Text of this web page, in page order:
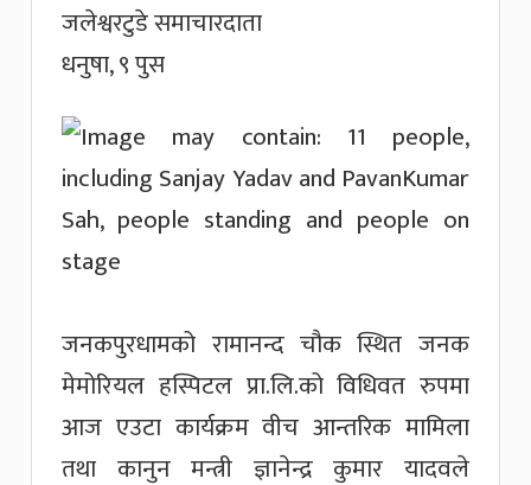
जलेश्वरटुडे समाचारदाता
धनुषा, ९ पुस
जनकपुरधामको रामानन्द चौक स्थित जनक
मेमोरियल हस्पिटल प्रा.लि.को विधिवत रुपमा
आज एउटा कार्यक्रम वीच आन्तरिक मामिला
तथा कानुन मन्त्री ज्ञानेन्द्र कुमार यादवले